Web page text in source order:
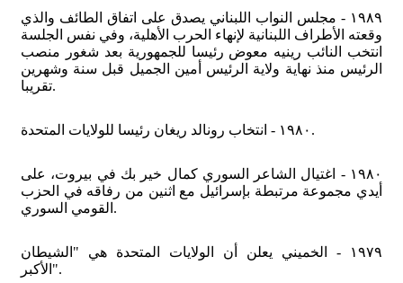
١٩٨٩ - مجلس النواب اللبناني يصدق على اتفاق الطائف والذي
وقعته الأطراف اللبنانية لإنهاء الحرب الأهلية، وفي نفس الجلسة
انتخب النائب رينيه معوض رئيسا للجمهورية بعد شغور منصب
الرئيس منذ نهاية ولاية الرئيس أمين الجميل قبل سنة وشهرين
تقريبا.
١٩٨٠ - انتخاب رونالد ريغان رئيسا للولايات المتحدة.
١٩٨٠ - اغتيال الشاعر السوري كمال خير بك في بيروت، على
أيدي مجموعة مرتبطة بإسرائيل مع اثنين من رفاقه في الحزب
القومي السوري.
١٩٧٩ - الخميني يعلن أن الولايات المتحدة هي "الشيطان
الأكبر".